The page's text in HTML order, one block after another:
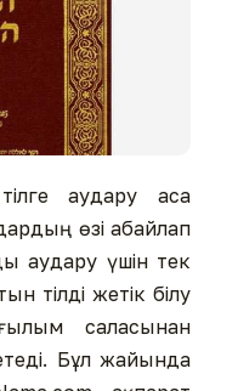
аудару аса
өзі абайлап
аудару үшін тек
тілді жетік білу
саласынан
Бұл жайында